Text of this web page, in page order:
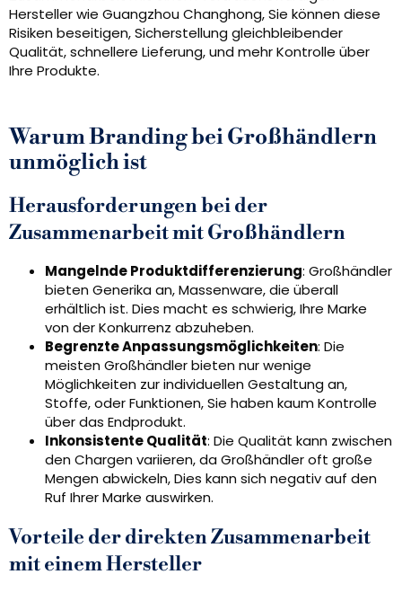
Hersteller wie Guangzhou Changhong, Sie können diese
Risiken beseitigen, Sicherstellung gleichbleibender
Qualität, schnellere Lieferung, und mehr Kontrolle über
Ihre Produkte.
Warum Branding bei Großhändlern
unmöglich ist
Herausforderungen bei der
Zusammenarbeit mit Großhändlern
Mangelnde Produktdifferenzierung: Großhändler
bieten Generika an, Massenware, die überall
erhältlich ist. Dies macht es schwierig, Ihre Marke
von der Konkurrenz abzuheben.
Begrenzte Anpassungsmöglichkeiten: Die
meisten Großhändler bieten nur wenige
Möglichkeiten zur individuellen Gestaltung an,
Stoffe, oder Funktionen, Sie haben kaum Kontrolle
über das Endprodukt.
Inkonsistente Qualität: Die Qualität kann zwischen
den Chargen variieren, da Großhändler oft große
Mengen abwickeln, Dies kann sich negativ auf den
Ruf Ihrer Marke auswirken.
Vorteile der direkten Zusammenarbeit
mit einem Hersteller